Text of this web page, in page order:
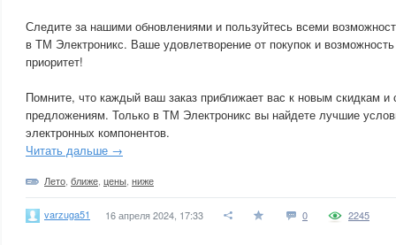
Следите за нашими обновлениями и пользуйтесь всеми
в ТМ Электроникс. Ваше удовлетворение от покупок и
приоритет!
Помните, что каждый ваш заказ приближает вас к новым скидкам и
предложениям. Только в ТМ Электроникс вы найдете лучшие
электронных компонентов.
Читать дальше →
Лето ближе цены ниже
varzuga51 16 апреля 2024, 17:33 0 2245